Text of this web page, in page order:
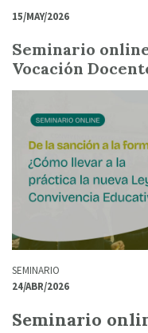
15/MAY/2026
Seminario
Vocación
SEMINARIO
24/ABR/2026
Seminario